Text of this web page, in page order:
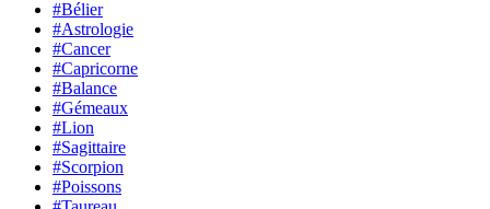
#Bélier
#Astrologie
#Cancer
#Capricorne
#Balance
#Gémeaux
#Lion
#Sagittaire
#Scorpion
#Poissons